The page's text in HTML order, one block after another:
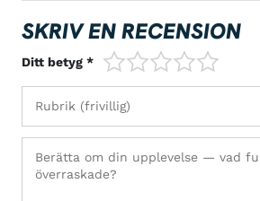
SKRIV EN RECENSION
Ditt betyg * 1/5 2/53/54/5